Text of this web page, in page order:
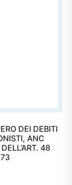
DEI DEBITI
ANC
48